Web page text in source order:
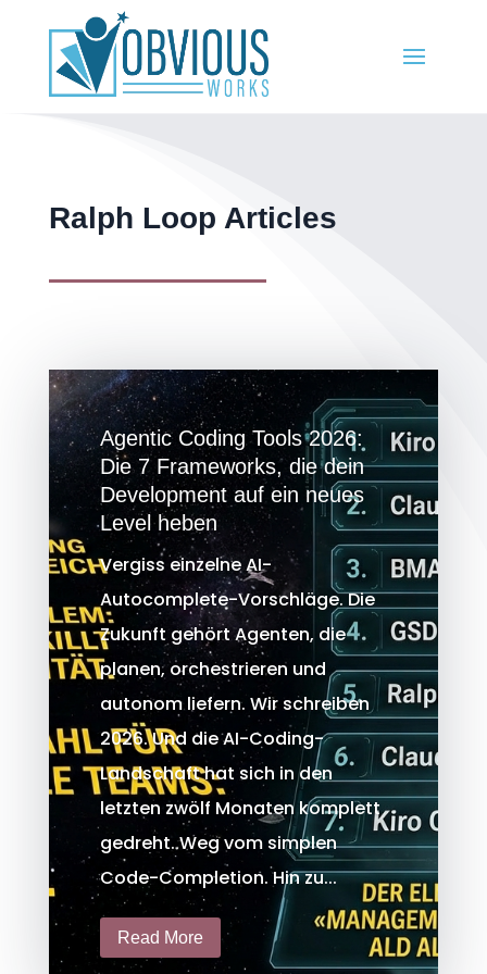
Ralph Loop Articles
Agentic Coding Tools 2026:
Die 7 Frameworks, die dein
Development auf ein neues
Level heben
Vergiss einzelne AI-
Autocomplete-Vorschläge. Die
Zukunft gehört Agenten, die
planen, orchestrieren und
autonom liefern. Wir schreiben
2026. Und die AI-Coding-
Landschaft hat sich in den
letzten zwölf Monaten komplett
gedreht. Weg vom simplen
Code-Completion. Hin zu...
Read More